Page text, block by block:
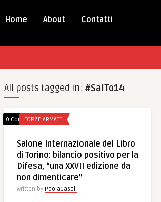
Home About Contatti
All posts tagged in: #SalTo14
0 CommentsFORZE ARMATE
Salone Internazionale del Libro
di Torino: bilancio positivo per la
Difesa, “una XXVII edizione da
non dimenticare”
Written by PaolaCasoli